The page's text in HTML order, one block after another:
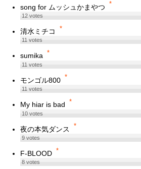
song for ムッシュかまやつ *
12votes
清水ミチコ *
11votes
sumika *
11votes
モンゴル800 *
11votes
My hiar is bad *
10votes
夜の本気ダンス *
9votes
F-BLOOD *
8votes